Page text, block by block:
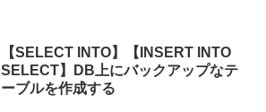
【SELECT INTO】【INSERT INTO
SELECT】DB上にバックアップなテ
ーブルを作成する